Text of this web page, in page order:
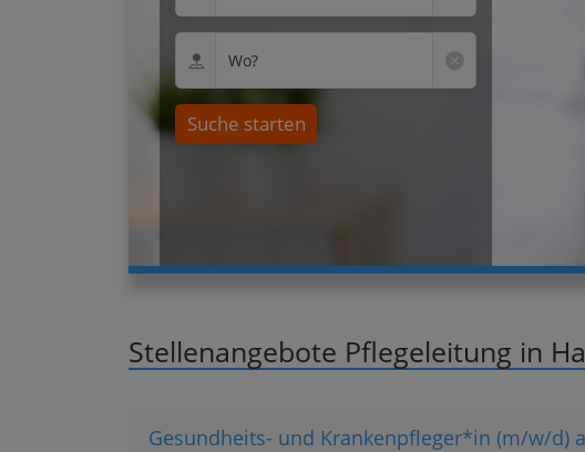
Wo?
Suche starten
Stellenangebote Pflegeleitung in
Gesundheits- und Krankenpfleger*in (m/w/d)